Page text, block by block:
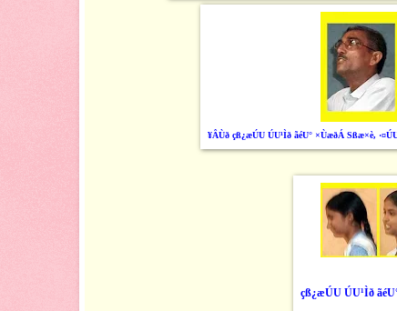
¥ÂÙð çß¿æÚU ÚU¹Ìð ãéU° ×ÙæðÁ Sßæ×è,
çß¿æÚU ÚU¹Ìð